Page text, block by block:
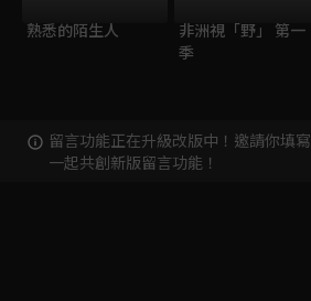
熟悉的陌生人
非洲視「野」 第一
季
留言功能正在升級改版中！邀請你填寫
一起共創新版留言功能！